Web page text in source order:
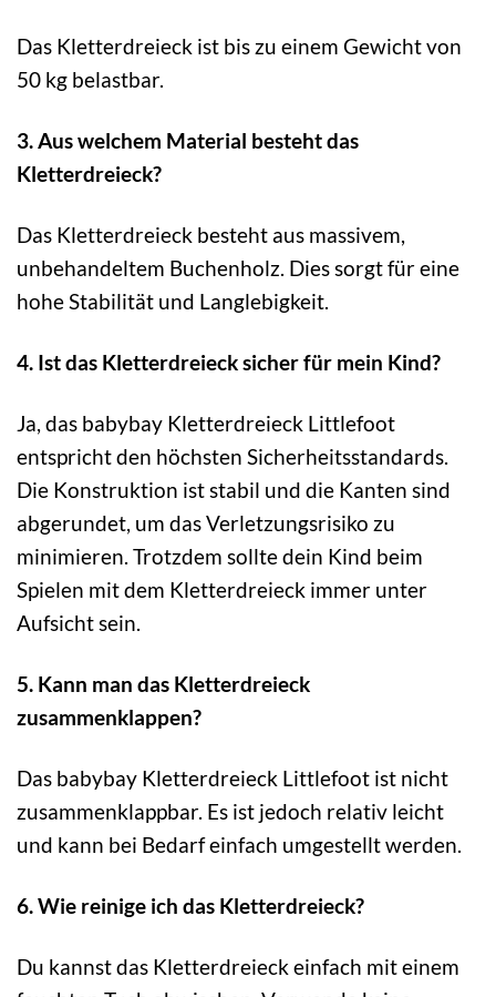
Das Kletterdreieck ist bis zu einem Gewicht von
50 kg belastbar.
3. Aus welchem Material besteht das
Kletterdreieck?
Das Kletterdreieck besteht aus massivem,
unbehandeltem Buchenholz. Dies sorgt für eine
hohe Stabilität und Langlebigkeit.
4. Ist das Kletterdreieck sicher für mein Kind?
Ja, das babybay Kletterdreieck Littlefoot
entspricht den höchsten Sicherheitsstandards.
Die Konstruktion ist stabil und die Kanten sind
abgerundet, um das Verletzungsrisiko zu
minimieren. Trotzdem sollte dein Kind beim
Spielen mit dem Kletterdreieck immer unter
Aufsicht sein.
5. Kann man das Kletterdreieck
zusammenklappen?
Das babybay Kletterdreieck Littlefoot ist nicht
zusammenklappbar. Es ist jedoch relativ leicht
und kann bei Bedarf einfach umgestellt werden.
6. Wie reinige ich das Kletterdreieck?
Du kannst das Kletterdreieck einfach mit einem